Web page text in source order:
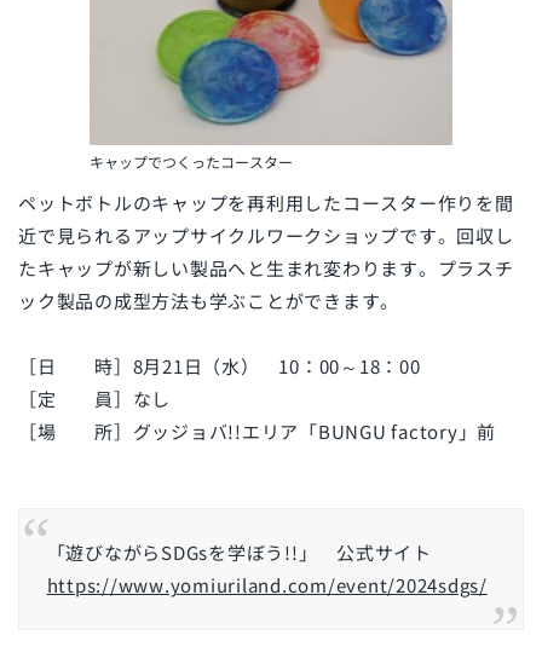
キャップでつくったコースター
ペットボトルのキャップを再利用したコースター作りを間
近で見られるアップサイクルワークショップです。回収し
たキャップが新しい製品へと生まれ変わります。プラスチ
ック製品の成型方法も学ぶことができます。
［日 時］8月21日（水） 10：00～18：00
［定 員］なし
［場 所］グッジョバ!!エリア「BUNGU factory」前
「遊びながらSDGsを学ぼう!!」 公式サイト
https://www.yomiuriland.com/event/2024sdgs/